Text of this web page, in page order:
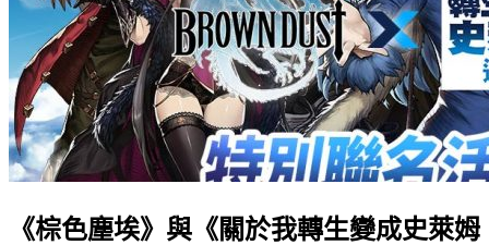
《棕色塵埃》與《關於我轉生變成史萊姆